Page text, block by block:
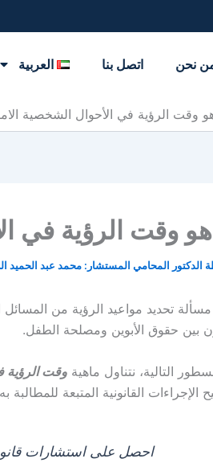
نحن اتصل بنا العربية
وقت الرؤية في الأحوال الشخصية
وقت الرؤية في
الدكتور المحامي المستشار: محمد عبد الحميد
مسألة تحديد مواعيد الرؤية من المسائل
بين حقوق الأبوين ومصلحة الطفل.
التالية، نتناول ماهية وقت الرؤية
الإجراءات القانونية المتبعة للمطالبة
احصل على استشارات